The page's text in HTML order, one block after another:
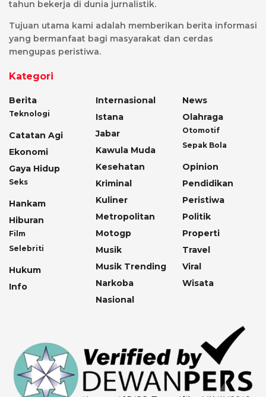
tahun bekerja di dunia jurnalistik.
Tujuan utama kami adalah memberikan berita informasi
yang bermanfaat bagi masyarakat dan cerdas
mengupas peristiwa.
Kategori
Berita
Teknologi
Catatan Agi
Ekonomi
Gaya Hidup
Seks
Hankam
Hiburan
Film
Selebriti
Hukum
Info
Internasional
Istana
Jabar
Kawula Muda
Kesehatan
Kriminal
Kuliner
Metropolitan
Motogp
Musik
Musik Trending
Narkoba
Nasional
News
Olahraga
Otomotif
Sepak Bola
Opinion
Pendidikan
Peristiwa
Politik
Properti
Travel
Viral
Wisata